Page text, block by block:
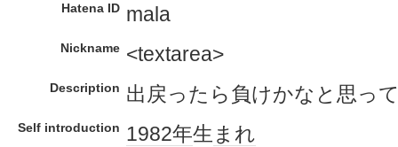
Hatena ID mala
Nickname <textarea>
Description 出戻ったら負けかなと思っ
Self introduction 1982年生 まれ